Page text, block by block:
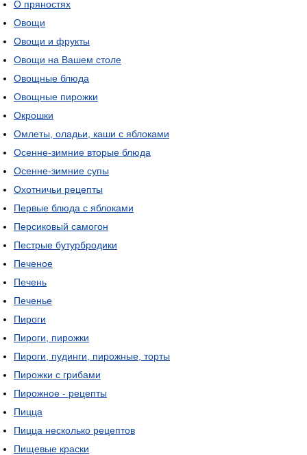
О пряностях
Овощи
Овощи и фрукты
Овощи на Вашем столе
Овощные блюда
Овощные пирожки
Окрошки
Омлеты, оладьи, каши с яблоками
Осенне-зимние вторые блюда
Осенне-зимние супы
Охотничьи рецепты
Первые блюда с яблоками
Персиковый самогон
Пестрые бутурбродики
Печеное
Печень
Печенье
Пироги
Пироги, пирожки
Пироги, пудинги, пирожные, торты
Пирожки с грибами
Пирожное - рецепты
Пицца
Пицца несколько рецептов
Пищевые краски